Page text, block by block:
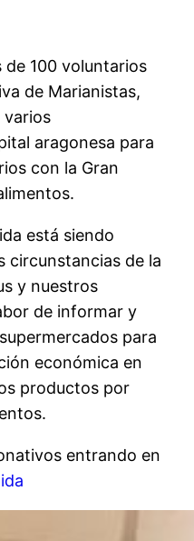
de 100 voluntarios
de Marianistas,
varios
aragonesa para
con la Gran
está siendo
circunstancias de la
y nuestros
de informar y
para
económica en
productos por
entrando en